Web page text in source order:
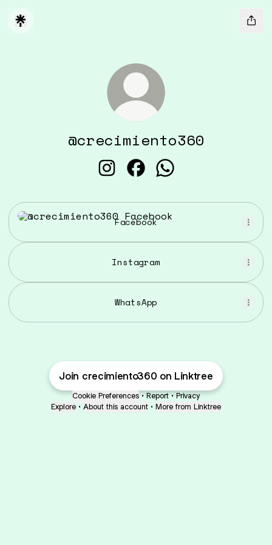
@crecimiento360
@crecimiento360 Instagram
@crecimiento360
@crecimiento360
Facebook
Facebook
Instagram
WhatsApp
Join crecimiento360 on Linktree
Cookie Preferences • Report • Privacy
Explore • About this account • More from Linktree